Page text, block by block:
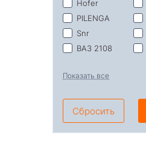
Hofer
PILENGA
Snr
ВАЗ 2108
Гранта (без
смещение
оси 6 мм)
Гранта с ГУР
(ВАЗ)
Показать все
Сбросить